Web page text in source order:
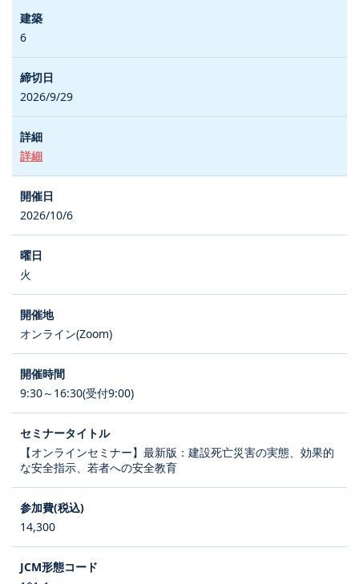
6
2026/9/29
詳細
2026/10/6
火
オンライン(Zoom)
9:30～16:30(受付9:00)
【オンラインセミナー】最新版：建設死亡災害の実態、効果的
な安全指示、若者への安全教育
14,300